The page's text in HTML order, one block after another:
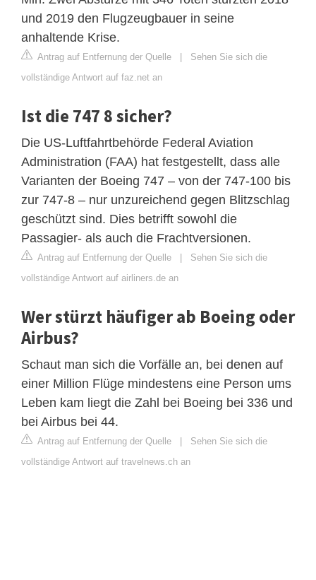
und 2019 den Flugzeugbauer in seine
anhaltende Krise.
Antrag auf Entfernung der Quelle | Sehen Sie sich die
vollständige Antwort auf faz.net an
Ist die 747 8 sicher?
Die US-Luftfahrtbehörde Federal Aviation
Administration (FAA) hat festgestellt, dass alle
Varianten der Boeing 747 – von der 747-100 bis
zur 747-8 – nur unzureichend gegen Blitzschlag
geschützt sind. Dies betrifft sowohl die
Passagier- als auch die Frachtversionen.
Antrag auf Entfernung der Quelle | Sehen Sie sich die
vollständige Antwort auf airliners.de an
Wer stürzt häufiger ab Boeing oder
Airbus?
Schaut man sich die Vorfälle an, bei denen auf
einer Million Flüge mindestens eine Person ums
Leben kam liegt die Zahl bei Boeing bei 336 und
bei Airbus bei 44.
Antrag auf Entfernung der Quelle | Sehen Sie sich die
vollständige Antwort auf travelnews.ch an